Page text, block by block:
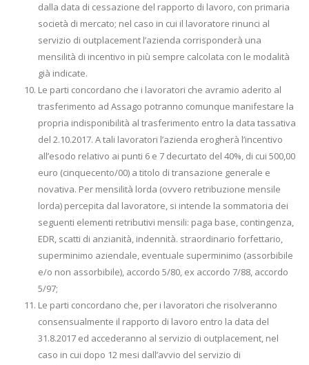
dalla data di cessazione del rapporto di lavoro, con primaria
società di mercato; nel caso in cui il lavoratore rinunci al
servizio di outplacement l’azienda corrisponderà una
mensilità di incentivo in più sempre calcolata con le modalità
già indicate.
Le parti concordano che i lavoratori che avramio aderito al
trasferimento ad Assago potranno comunque manifestare la
propria indisponibilità al trasferimento entro la data tassativa
del 2.10.2017. A tali lavoratori l’azienda erogherà l’incentivo
all’esodo relativo ai punti 6 e 7 decurtato del 40%, di cui 500,00
euro (cinquecento/00) a titolo di transazione generale e
novativa. Per mensilità lorda (ovvero retribuzione mensile
lorda) percepita dal lavoratore, si intende la sommatoria dei
seguenti elementi retributivi mensili: paga base, contingenza,
EDR, scatti di anzianità, indennità. straordinario forfettario,
superminimo aziendale, eventuale superminimo (assorbibile
e/o non assorbibile), accordo 5/80, ex accordo 7/88, accordo
5/97;
Le parti concordano che, per i lavoratori che risolveranno
consensualmente il rapporto di lavoro entro la data del
31.8.2017 ed accederanno al servizio di outplacement, nel
caso in cui dopo 12 mesi dall’avvio del servizio di